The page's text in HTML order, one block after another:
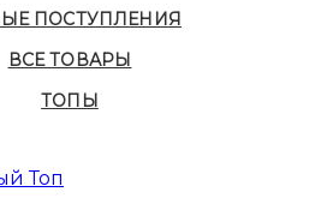
ПОСТУПЛЕНИЯ
ВСЕ ТОВАРЫ
ТОПЫ
Топ